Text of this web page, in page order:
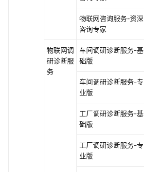
数
物联网咨询服务-资深
咨询专家
物联网调
研诊断服
务
车间调研诊断服务-基
础版
车间调研诊断服务-专
业版
工厂调研诊断服务-基
础版
工厂调研诊断服务-专
业版